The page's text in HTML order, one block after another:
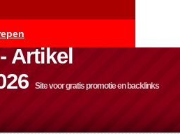
Artikel
Site voor gratis promotie en backlinks